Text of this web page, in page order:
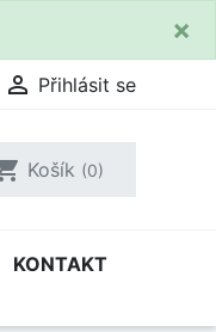
×
 Přihlásit se
Košík (0)
KONTAKT